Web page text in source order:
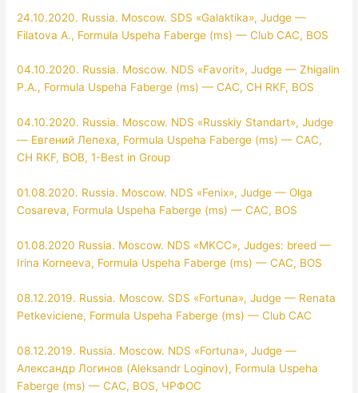
24.10.2020. Russia. Moscow. SDS «Galaktika», Judge —
Filatova A., Formula Uspeha Faberge (ms) — Club CAC, BOS
04.10.2020. Russia. Moscow. NDS «Favorit», Judge — Zhigalin
P.A., Formula Uspeha Faberge (ms) — CAC, CH RKF, BOS
04.10.2020. Russia. Moscow. NDS «Russkiy Standart», Judge
— Евгений Лепеха, Formula Uspeha Faberge (ms) — CAC,
CH RKF, BOB, 1-Best in Group
01.08.2020. Russia. Moscow. NDS «Fenix», Judge — Olga
Cosareva, Formula Uspeha Faberge (ms) — CAC, BOS
01.08.2020 Russia. Moscow. NDS «MKCC», Judges: breed —
Irina Korneeva, Formula Uspeha Faberge (ms) — CAC, BOS
08.12.2019. Russia. Moscow. SDS «Fortuna», Judge — Renata
Petkeviciene, Formula Uspeha Faberge (ms) — Club CAC
08.12.2019. Russia. Moscow. NDS «Fortuna», Judge —
Александр Логинов (Aleksandr Loginov), Formula Uspeha
Faberge (ms) — CAC, BOS, ЧРФОС